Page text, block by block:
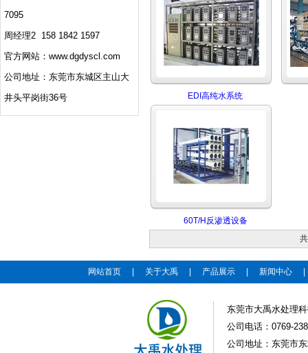
7095
周经理2 158 1842 1597
官方网站：www.dgdyscl.com
公司地址：东莞市东城区主山大
井头平岗街36号
EDI高纯水系统
60T/H反渗透设备
网站首页 关于大禹 产品展示 新闻中心
东莞市大禹水处理
公司电话：0769-
公司地址：东莞市